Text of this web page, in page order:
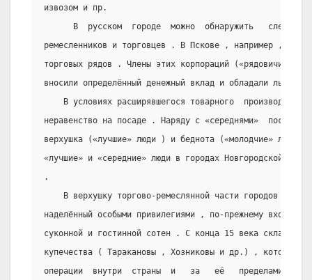
извозом и пр.
В  русском  городе  можно  обнаружить   следы
ремесленников и торговцев . В Пскове , например ,  они
торговых рядов . Члены этих корпораций («рядовичи»)
вносили определённый денежный вклад и обладали
В условиях расширявшегося товарного  производства
неравенство на посаде . Наряду с «середнями»
верхушка («лучшие» люди ) и беднота («молодчие»
«лучшие» и «середние» люди в городах Новгородской
.
В верхушку торгово-ремеслянной части городов ,
наделённый особыми привилегиями , по-прежнему входили
суконной и гостинной сотен . С конца 15 века
купечества ( Таракановы , Хозниковы и др.) , которые
операции  внутри  страны  и   за   её   пределами   .